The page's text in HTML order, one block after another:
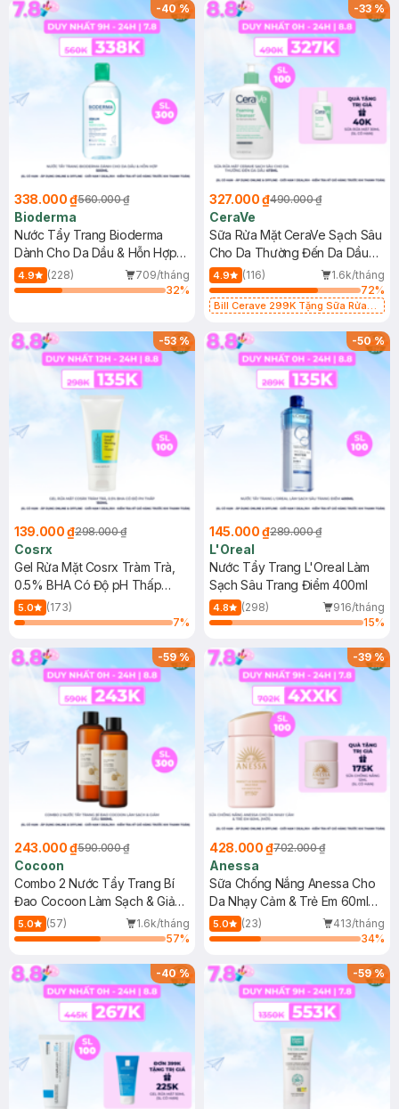
-40%
338.000 ₫560.000 ₫
Bioderma
Nước Tẩy Trang Bioderma
Dành Cho Da Dầu & Hỗn Hợp
500ml
4.9 (228)
709/tháng
32%
-33%
327.000 ₫490.000 ₫
CeraVe
Sữa Rửa Mặt CeraVe Sạch Sâu
Cho Da Thường Đến Da Dầu
473ml
4.9 (116)
1.6k/tháng
72%
Bill Cerave 299K Tặng Sữa Rửa
-53%
139.000 ₫298.000 ₫
Cosrx
Gel Rửa Mặt Cosrx Tràm Trà,
0.5% BHA Có Độ pH Thấp
150ml
5.0
(173)
7%
-50%
145.000 ₫289.000 ₫
L'Oreal
Nước Tẩy Trang L'Oreal Làm
Sạch Sâu Trang Điểm 400ml
4.8 (298)
916/tháng
15%
-59%
243.000 ₫590.000 ₫
Cocoon
Combo 2 Nước Tẩy Trang Bí
Đao Cocoon Làm Sạch & Giảm
Dầu 500ml
5.0 (57)
1.6k/tháng
57%
-39%
428.000 ₫702.000 ₫
Anessa
Sữa Chống Nắng Anessa Cho
Da Nhạy Cảm & Trẻ Em 60ml
(Mới)
5.0 (23)
413/tháng
34%
-40% -59%